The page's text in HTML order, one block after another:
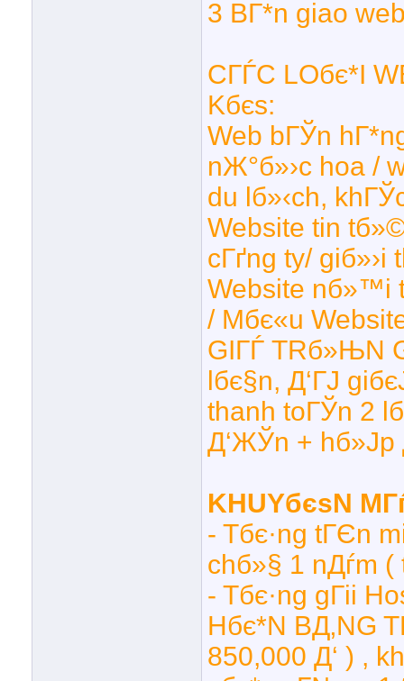
3 BГ*n giao
CГЃC LOбє*I
Kбєѕ:
Web bГЎn
nЖ°б»›c hoa /
du lб»‹ch,
Website tin
cГґng ty/ giб»›i
Website nб»™i
/ Mбє«u
GIГЃ TRб»ЊN
lбє§n, Д‘ГЈ
thanh toГЎn 2
Д‘ЖЎn + hб»Јp
KHUYбєѕN
- Tбє·ng tГЄn
chб»§ 1 nДѓm (
- Tбє·ng gГіi
Hбє*N BД‚NG
850,000 Д‘ ) ,